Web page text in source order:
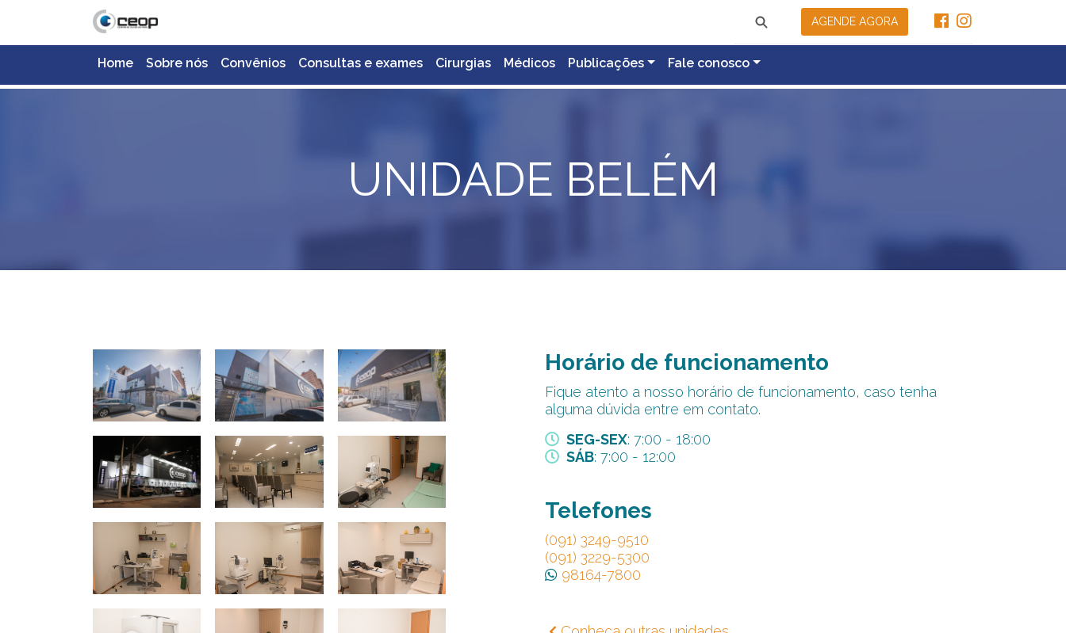
AGENDE AGORA
Home Sobre nós Convênios Consultas e exames Cirurgias Médicos Publicações Fale conosco
UNIDADE BELÉM
Horário de funcionamento
Fique atento a nosso horário de funcionamento, caso tenha
alguma dúvida entre em contato.
SEG-SEX: 7:00 - 18:00
SÁB: 7:00 - 12:00
Telefones
(091) 3249-9510
(091) 3229-5300
98164-7800